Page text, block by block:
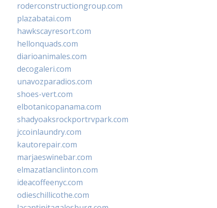
roderconstructiongroup.com
plazabatai.com
hawkscayresort.com
hellonquads.com
diarioanimales.com
decogaleri.com
unavozparadios.com
shoes-vert.com
elbotanicopanama.com
shadyoaksrockportrvpark.com
jccoinlaundry.com
kautorepair.com
marjaeswinebar.com
elmazatlanclinton.com
ideacoffeenyc.com
odieschillicothe.com